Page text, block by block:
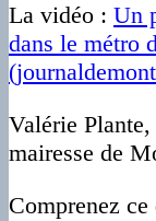
La vidéo : Un
dans le métro
Valérie
mairesse de
Comprenez